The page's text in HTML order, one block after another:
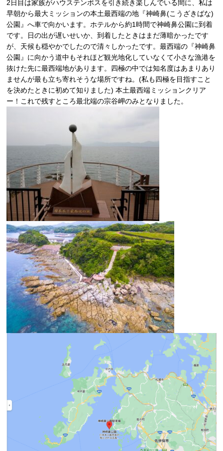
2日目は家族がハウステンボスを引き続き楽しんでいる間に、私は
早朝から最大ミッションの本土最西端の地『神崎鼻(こうざきばな)
公園』へ車で向かいます。ホテルから約1時間で神崎鼻公園に到着
です。日の出が遅いせいか、到着したときはまだ薄暗かったです
が、天候も穏やかでしたので清々しかったです。最西端の『神崎鼻
公園』に向かう道中もそれほど観光地化していなくて小さな漁港を
抜けた先に最西端地があります。四極の中では知名度はあまりあり
ませんが最も立ち寄れそうな場所ですね。(私も四極を目指すこと
を決めたときに初めて知りました) 本土最西端ミッションクリア
ー！これで残すところ最北端の宗谷岬のみとなりました。